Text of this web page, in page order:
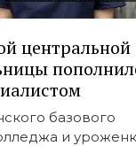
центральной
базового
и